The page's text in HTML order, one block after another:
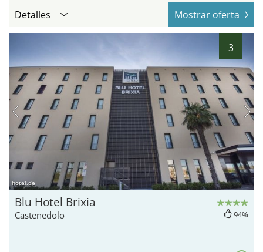
Detalles Mostrar oferta
3
hotel.de
Blu Hotel Brixia
Castenedolo 94%